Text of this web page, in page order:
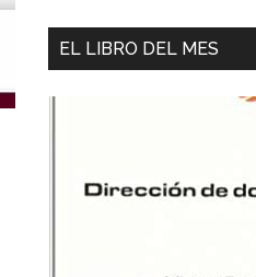
EL LIBRO DEL MES